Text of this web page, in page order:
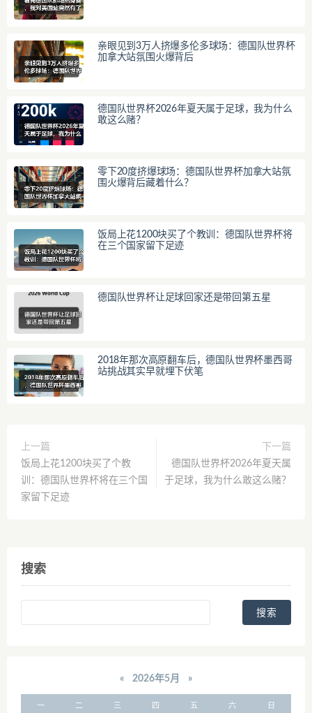
亲眼见到3万人挤爆多伦多球场：德国队世界杯
加拿大站氛围火爆背后
德国队世界杯2026年夏天属于足球，我为什么
敢这么赌？
零下20度挤爆球场：德国队世界杯加拿大站氛
围火爆背后藏着什么？
饭局上花1200块买了个教训：德国队世界杯将
在三个国家留下足迹
德国队世界杯让足球回家还是带回第五星
2018年那次高原翻车后，德国队世界杯墨西哥
站挑战其实早就埋下伏笔
上一篇
饭局上花1200块买了个教
训：德国队世界杯将在三个国
家留下足迹
下一篇
德国队世界杯2026年夏天属
于足球，我为什么敢这么赌？
搜索
« 2026年5月 »
一 二 三 四 五 六 日